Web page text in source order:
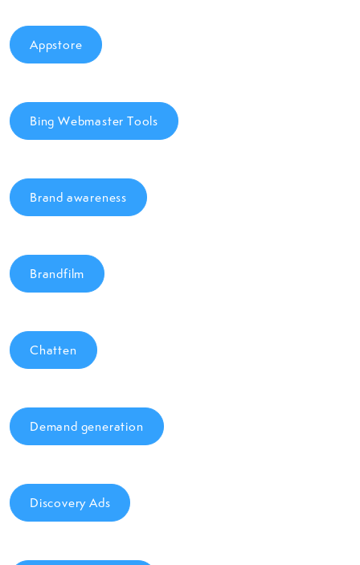
Appstore
Bing Webmaster Tools
Brand awareness
Brandfilm
Chatten
Demand generation
Discovery Ads